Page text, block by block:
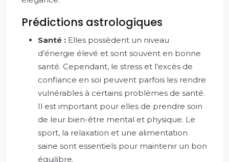
Prédictions astrologiques
Santé : Elles possèdent un niveau
d’énergie élevé et sont souvent en bonne
santé. Cependant, le stress et l’excès de
confiance en soi peuvent parfois les rendre
vulnérables à certains problèmes de santé.
Il est important pour elles de prendre soin
de leur bien-être mental et physique. Le
sport, la relaxation et une alimentation
saine sont essentiels pour maintenir un bon
équilibre.